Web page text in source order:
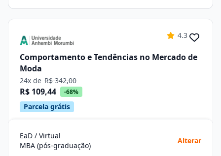
4.3
Comportamento e Tendências no Mercado de
Moda
24x de R$ 342,00
R$ 109,44 -68%
Parcela grátis
EaD / Virtual
MBA (pós-graduação)
Alterar